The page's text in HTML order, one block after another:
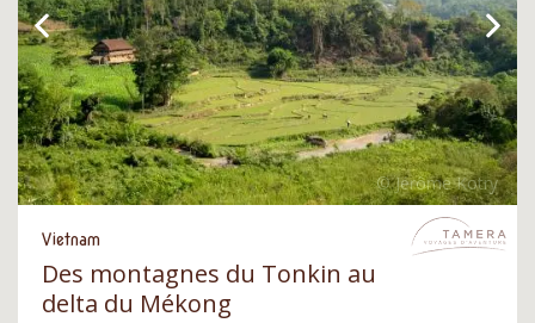
Vietnam
Des montagnes du Tonkin au
delta du Mékong